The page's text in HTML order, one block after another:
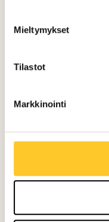
Mieltymykset
Tilastot
Markkinointi